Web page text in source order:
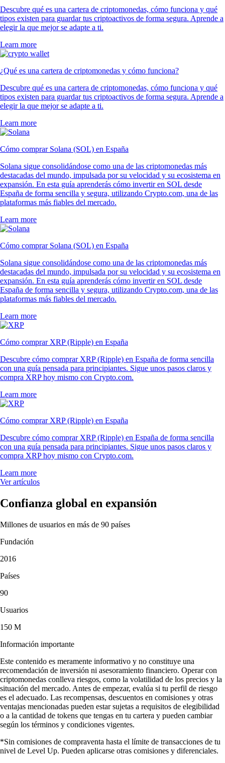
Descubre qué es una cartera de criptomonedas, cómo funciona y qué
tipos existen para guardar tus criptoactivos de forma segura. Aprende a
elegir la que mejor se adapte a ti.
Learn more
¿Qué es una cartera de criptomonedas y cómo funciona?
Descubre qué es una cartera de criptomonedas, cómo funciona y qué
tipos existen para guardar tus criptoactivos de forma segura. Aprende a
elegir la que mejor se adapte a ti.
Learn more
Cómo comprar Solana (SOL) en España
Solana sigue consolidándose como una de las criptomonedas más
destacadas del mundo, impulsada por su velocidad y su ecosistema en
expansión. En esta guía aprenderás cómo invertir en SOL desde
España de forma sencilla y segura, utilizando Crypto.com, una de las
plataformas más fiables del mercado.
Learn more
Cómo comprar Solana (SOL) en España
Solana sigue consolidándose como una de las criptomonedas más
destacadas del mundo, impulsada por su velocidad y su ecosistema en
expansión. En esta guía aprenderás cómo invertir en SOL desde
España de forma sencilla y segura, utilizando Crypto.com, una de las
plataformas más fiables del mercado.
Learn more
Cómo comprar XRP (Ripple) en España
Descubre cómo comprar XRP (Ripple) en España de forma sencilla
con una guía pensada para principiantes. Sigue unos pasos claros y
compra XRP hoy mismo con Crypto.com.
Learn more
Cómo comprar XRP (Ripple) en España
Descubre cómo comprar XRP (Ripple) en España de forma sencilla
con una guía pensada para principiantes. Sigue unos pasos claros y
compra XRP hoy mismo con Crypto.com.
Learn more
Ver artículos
Confianza global en expansión
Millones de usuarios en más de 90 países
Fundación
2016
Países
90
Usuarios
150 M
Información importante
Este contenido es meramente informativo y no constituye una
recomendación de inversión ni asesoramiento financiero. Operar con
criptomonedas conlleva riesgos, como la volatilidad de los precios y la
situación del mercado. Antes de empezar, evalúa si tu perfil de riesgo
es el adecuado. Las recompensas, descuentos en comisiones y otras
ventajas mencionadas pueden estar sujetas a requisitos de elegibilidad
o a la cantidad de tokens que tengas en tu cartera y pueden cambiar
según los términos y condiciones vigentes.
*Sin comisiones de compraventa hasta el límite de transacciones de tu
nivel de Level Up. Pueden aplicarse otras comisiones y diferenciales.